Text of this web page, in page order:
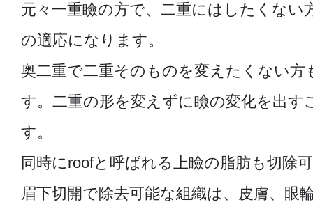
元々一重瞼の方で、二重にはしたくない
の適応になります。
奥二重で二重そのものを変えたくない方
す。二重の形を変えずに瞼の変化を出す
す。
同時にroofと呼ばれる上瞼の脂肪も切除
眉下切開で除去可能な組織は、皮膚、眼